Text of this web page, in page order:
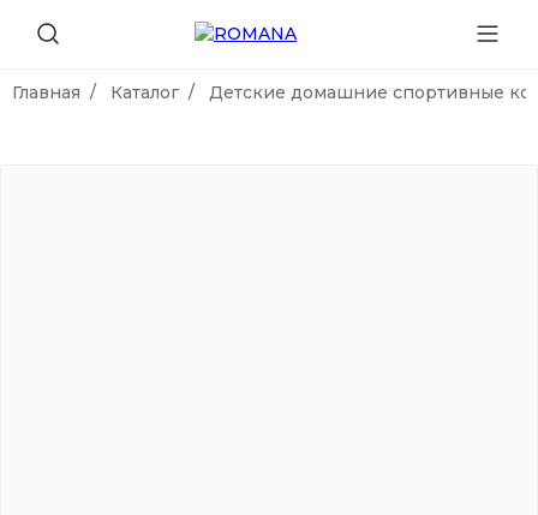
Главная Каталог Детские домашние спортивные